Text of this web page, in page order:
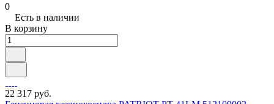
0
Есть в наличии
В корзину
22 317 руб.